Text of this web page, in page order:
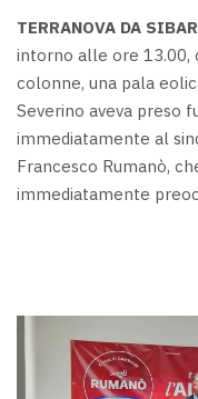
TERRANOVA DA
intorno alle ore 13.00,
colonne, una pala
Severino aveva preso
immediatamente al
Francesco Rumanò,
immediatamente